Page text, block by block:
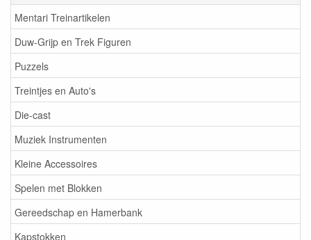
Mentari Treinartikelen
Duw-Grijp en Trek Figuren
Puzzels
Treintjes en Auto's
Die-cast
Muziek Instrumenten
Kleine Accessoires
Spelen met Blokken
Gereedschap en Hamerbank
Kapstokken